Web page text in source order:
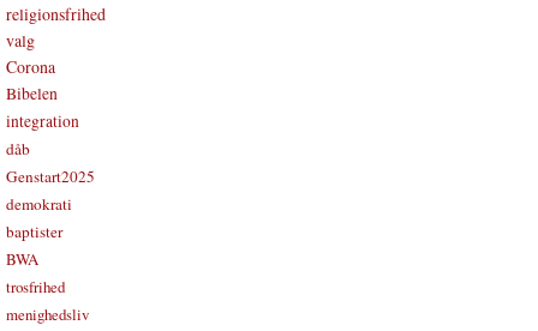
religionsfrihed
valg
Corona
Bibelen
integration
dåb
Genstart2025
demokrati
baptister
BWA
trosfrihed
menighedsliv